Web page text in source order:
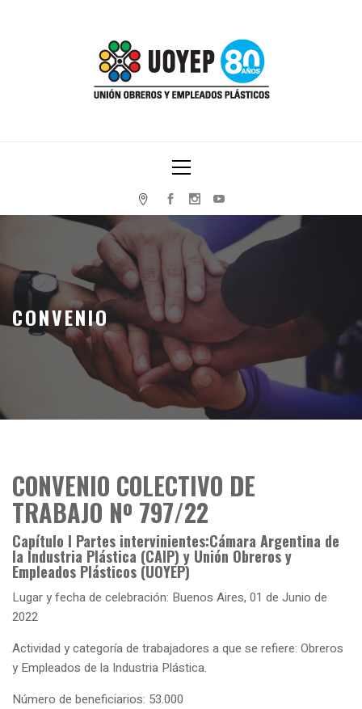
UNIÓN OBREROS Y EMPLEADOS PLÁSTICOS
Menu
CONVENIO
CONVENIO COLECTIVO DE
TRABAJO Nº 797/22
Capítulo I Partes intervinientes:Cámara Argentina de
la Industria Plástica (CAIP) y Unión Obreros y
Empleados Plásticos (UOYEP)
Lugar y fecha de celebración: Buenos Aires, 01 de Junio de
2022
Actividad y categoría de trabajadores a que se refiere: Obreros
y Empleados de la Industria Plástica.
Número de beneficiarios: 53.000